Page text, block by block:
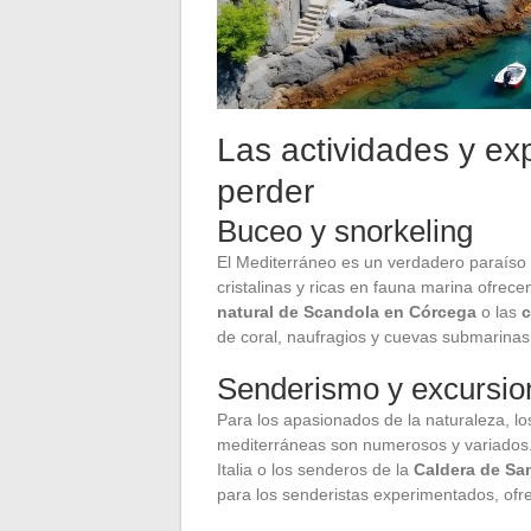
Las actividades y
perder
Buceo y snorkeling
El Mediterráneo es un verdadero
cristalinas y ricas en fauna marina
natural de Scandola en Córcega o las
de coral, naufragios y cuevas
Senderismo y
Para los apasionados de la naturaleza,
mediterráneas son numerosos y
Italia o los senderos de la Caldera de
para los senderistas experimentados,